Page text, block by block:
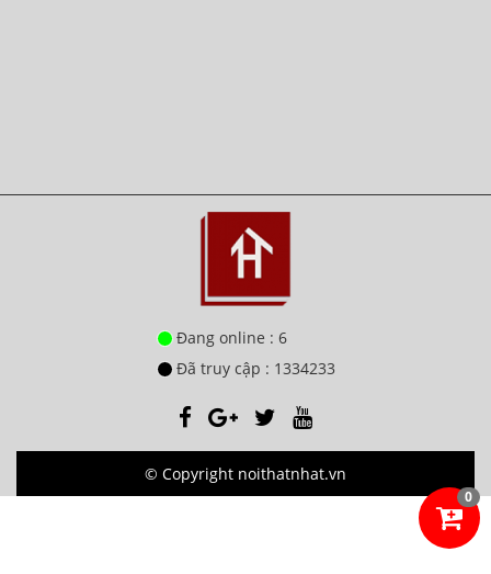
Đang online : 6
Đã truy cập : 1334233
© Copyright noithatnhat.vn
0